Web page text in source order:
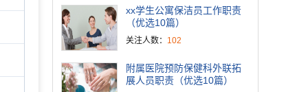
xx学生公寓保洁员工作职责
（优选10篇）
关注人数： 102
附属医院预防保健科外联拓
展人员职责（优选10篇）